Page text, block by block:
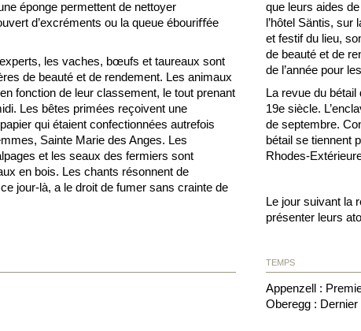
éponge permettent de nettoyer
d’excréments ou la queue ébouriﬀée
les vaches, bœufs et taureaux sont
de beauté et de rendement. Les animaux
fonction de leur classement, le tout prenant
Les bêtes primées reçoivent une
qui étaient confectionnées autrefois
Sainte Marie des Anges. Les
et les seaux des fermiers sont
en bois. Les chants résonnent de
jour-là, a le droit de fumer sans crainte de
que leurs aides
l’hôtel Säntis, sur
et festif du lieu,
de beauté et de
de l’année pour
La revue du bétail
19e siècle.
de septembre.
bétail se tiennent
Rhodes-
Le jour suivant la
présenter leurs
TEMPS
Appenzell :
Oberegg :